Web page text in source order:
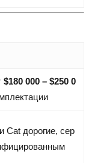
$180 000 – $250 0
Cat дорогие, сер